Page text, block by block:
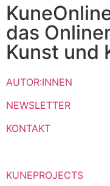
das
Kunst und
AUTOR:INNEN
NEWSLETTER
KONTAKT
KUNEPROJECTS